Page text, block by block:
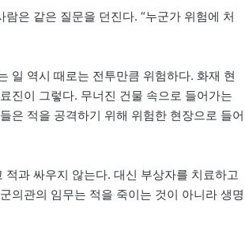
은 같은 질문을 던진다. “누군가 위험에 처
일 역시 때로는 전투만큼 위험하다. 화재 현
진이 그렇다. 무너진 건물 속으로 들어가는
은 적을 공격하기 위해 위험한 현장으로 들어
과 싸우지 않는다. 대신 부상자를 치료하고
의관의 임무는 적을 죽이는 것이 아니라 생명